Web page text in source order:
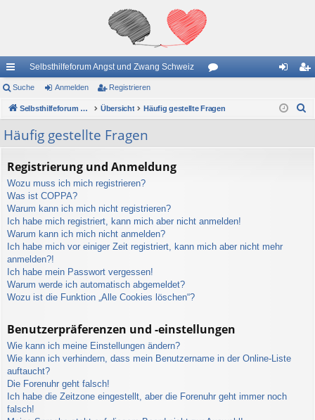
ch
ne
llz
riff
Selbsthilfeforum Angst und Zwang Schweiz
en m ist
Suche Anmelden Registrieren
Selbsthilfeforum Angst und Zwang Schweiz Übersicht Häufig gestellte Fragen
Häufig gestellte Fragen
Registrierung und Anmeldung
Wozu muss ich mich registrieren?
Was ist COPPA?
Warum kann ich mich nicht registrieren?
Ich habe mich registriert, kann mich aber nicht anmelden!
Warum kann ich mich nicht anmelden?
Ich habe mich vor einiger Zeit registriert, kann mich aber nicht mehr
anmelden?!
Ich habe mein Passwort vergessen!
Warum werde ich automatisch abgemeldet?
Wozu ist die Funktion „Alle Cookies löschen“?
Benutzerpräferenzen und -einstellungen
Wie kann ich meine Einstellungen ändern?
Wie kann ich verhindern, dass mein Benutzername in der Online-Liste
auftaucht?
Die Forenuhr geht falsch!
Ich habe die Zeitzone eingestellt, aber die Forenuhr geht immer noch
falsch!